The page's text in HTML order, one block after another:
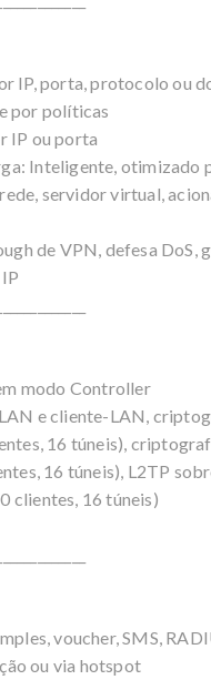
IP, porta, protocolo ou
por políticas
IP ou porta
Inteligente,
servidor virtual,
de VPN, defesa DoS,
modo Controller
e cliente-LAN,
16 túneis),
16 túneis), L2TP
clientes, 16 túneis)
voucher, SMS,
ou via hotspot